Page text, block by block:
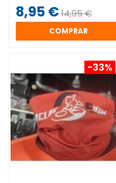
8,95 €14,95 €
COMPRAR
-33%